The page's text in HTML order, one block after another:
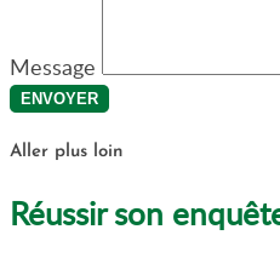
Message
ENVOYER
Aller plus loin
Réussir son